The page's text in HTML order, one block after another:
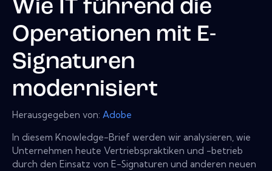
Wie IT führend die
Operationen mit E-
Signaturen
modernisiert
Herausgegeben von: Adobe
In diesem Knowledge-Brief werden wir analysieren, wie
Unternehmen heute Vertriebspraktiken und -betrieb
durch den Einsatz von E-Signaturen und anderen neuen